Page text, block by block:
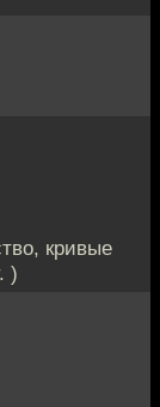
кривые
)